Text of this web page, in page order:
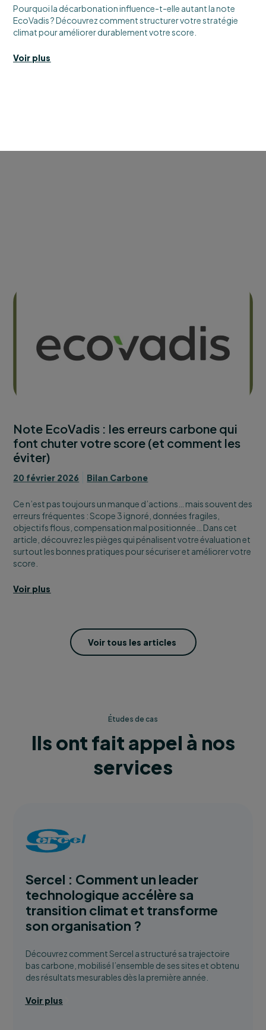
Pourquoi la décarbonation influence-t-elle autant la note
EcoVadis ? Découvrez comment structurer votre stratégie
climat pour améliorer durablement votre score.
Voir plus
Note EcoVadis : les erreurs carbone qui
font chuter votre score (et comment les
éviter)
20 février 2026 Bilan Carbone
Ce n’est pas toujours un manque d’actions… mais souvent des
erreurs fréquentes : Scope 3 ignoré, données fragiles,
objectifs flous, compensation mal positionnée… Dans cet
article, découvrez les pièges qui pénalisent votre évaluation et
surtout les bonnes pratiques pour sécuriser et améliorer votre
score.
Voir plus
Voir tous les articles
Études de cas
Ils ont fait appel à nos
services
Sercel : Comment un leader
technologique accélère sa
transition climat et transforme
son organisation ?
Découvrez comment Sercel a structuré sa trajectoire
bas carbone, mobilisé l’ensemble de ses sites et obtenu
des résultats mesurables dès la première année.
Voir plus